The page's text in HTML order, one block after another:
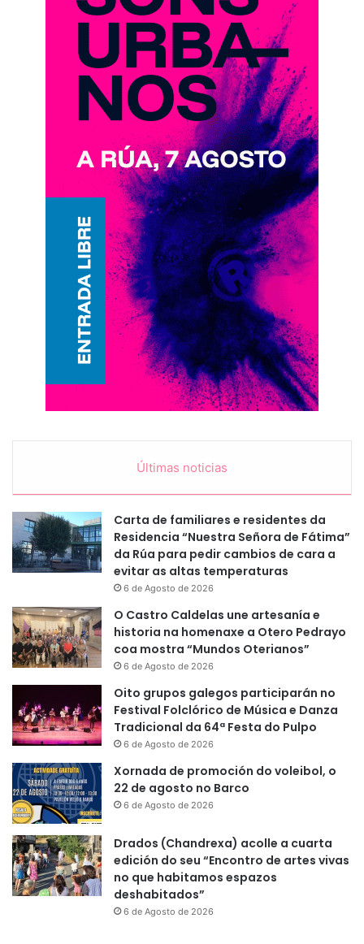
Últimas noticias
Carta de familiares e residentes da
Residencia “Nuestra Señora de Fátima”
da Rúa para pedir cambios de cara a
evitar as altas temperaturas
6 de Agosto de 2026
O Castro Caldelas une artesanía e
historia na homenaxe a Otero Pedrayo
coa mostra “Mundos Oterianos”
6 de Agosto de 2026
Oito grupos galegos participarán no
Festival Folclórico de Música e Danza
Tradicional da 64ª Festa do Pulpo
6 de Agosto de 2026
Xornada de promoción do voleibol, o
22 de agosto no Barco
6 de Agosto de 2026
Drados (Chandrexa) acolle a cuarta
edición do seu “Encontro de artes vivas
no que habitamos espazos
deshabitados”
6 de Agosto de 2026